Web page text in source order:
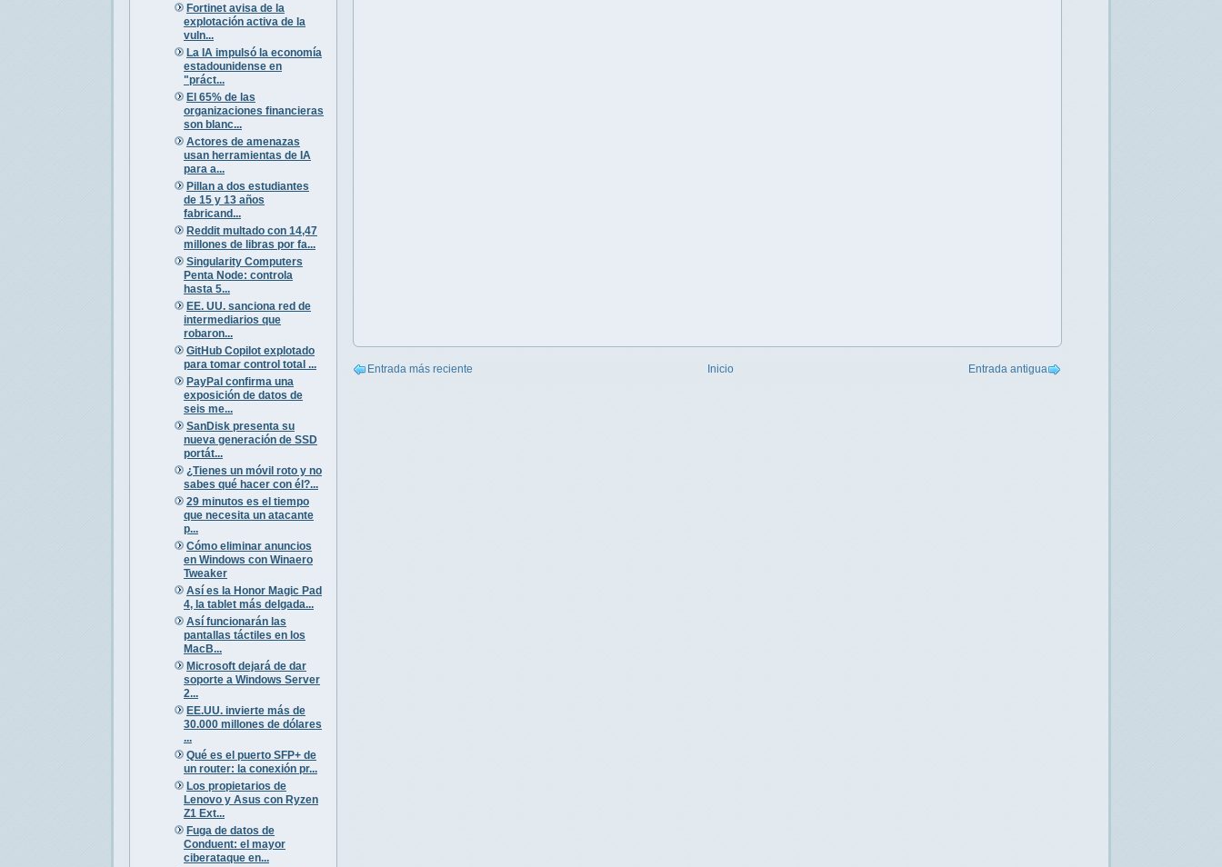
Fortinet avisa de la
explotación activa de la
vuln...
La IA impulsó la economía
estadounidense en
"práct...
El 65% de las
organizaciones financieras
son blanc...
Actores de amenazas
usan herramientas de IA
para a...
Pillan a dos estudiantes
de 15 y 13 años
fabricand...
Reddit multado con 14,47
millones de libras por fa...
Singularity Computers
Penta Node: controla
hasta 5...
EE. UU. sanciona red de
intermediarios que
robaron...
GitHub Copilot explotado
para tomar control total ...
PayPal confirma una
exposición de datos de
seis me...
SanDisk presenta su
nueva generación de SSD
portát...
¿Tienes un móvil roto y no
sabes qué hacer con él?...
29 minutos es el tiempo
que necesita un atacante
p...
Cómo eliminar anuncios
en Windows con Winaero
Tweaker
Así es la Honor Magic Pad
4, la tablet más delgada...
Así funcionarán las
pantallas táctiles en los
MacB...
Microsoft dejará de dar
soporte a Windows Server
2...
EE.UU. invierte más de
30.000 millones de dólares
...
Qué es el puerto SFP+ de
un router: la conexión pr...
Los propietarios de
Lenovo y Asus con Ryzen
Z1 Ext...
Fuga de datos de
Conduent: el mayor
ciberataque en...
Entrada más reciente Entrada antigua
Inicio